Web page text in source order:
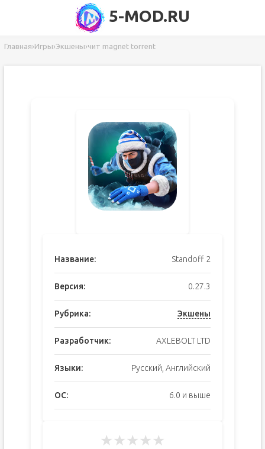
5-MOD.RU
Главная›Игры›Экшены›чит magnet torrent
Название: Standoff 2
Версия: 0.27.3
Рубрика: Экшены
Разработчик: AXLEBOLT LTD
Языки: Русский, Английский
ОС: 6.0 и выше
★★★★★